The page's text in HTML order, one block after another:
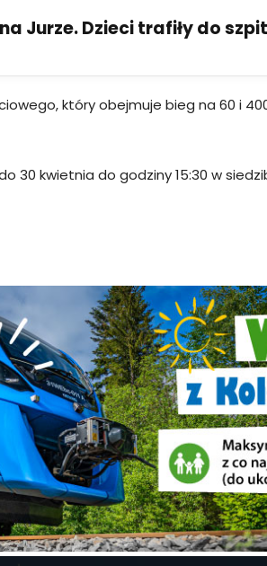
Jurze. Dzieci trafiły do
który obejmuje bieg na 60 i
30 kwietnia do godziny 15:30 w